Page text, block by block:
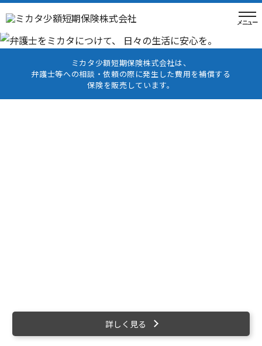
ミカタ少額短期保険株式会社は、
弁護士等への相談・依頼の際に発生した費用を補償する
保険を販売しています。
詳しく見る